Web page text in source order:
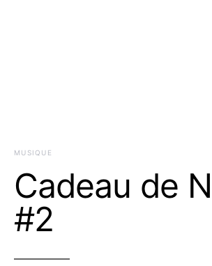
MUSIQUE
Cadeau de
#2